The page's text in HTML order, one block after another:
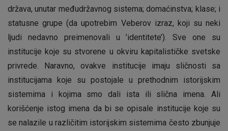
država, unutar međudržavnog sistema; domaćinstva; klase; i
statusne grupe (da upotrebim Veberov izraz, koji su neki
ljudi nedavno preimenovali u ’identitete’). Sve one su
institucije koje su stvorene u okviru kapitalističke svetske
privrede. Naravno, ovakve institucije imaju sličnosti sa
institucijama koje su postojale u prethodnim istorijskim
sistemima i kojima smo dali ista ili slična imena. Ali
korišćenje istog imena da bi se opisale institucije koje su
se nalazile u različitim istorijskim sistemima često zbunjuje